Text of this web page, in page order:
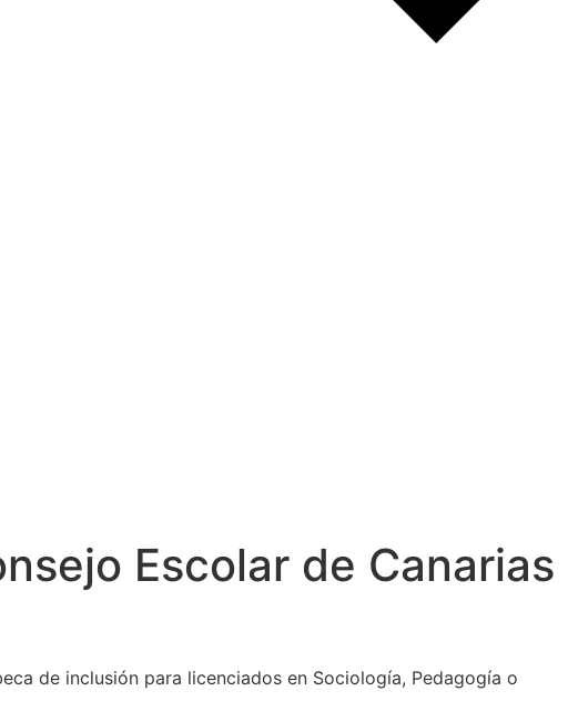
Escolar de Canarias
de inclusión para licenciados en Sociología, Pedagogía o